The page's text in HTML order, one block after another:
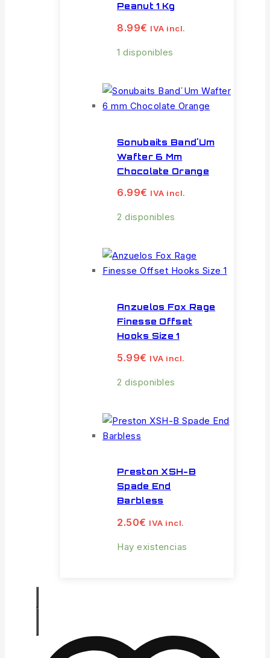
Peanut 1 Kg
8.99€ IVA incl.
1 disponibles
Sonubaits Band´Um
Wafter 6 Mm
Chocolate Orange
6.99€ IVA incl.
2 disponibles
Anzuelos Fox Rage
Finesse Offset
Hooks Size 1
5.99€ IVA incl.
2 disponibles
Preston XSH-B
Spade End
Barbless
2.50€ IVA incl.
Hay existencias